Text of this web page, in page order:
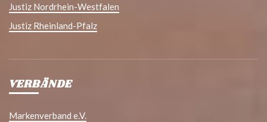
Justiz Nordrhein-Westfalen
Justiz Rheinland-Pfalz
VERBÄNDE
Markenverband e.V.